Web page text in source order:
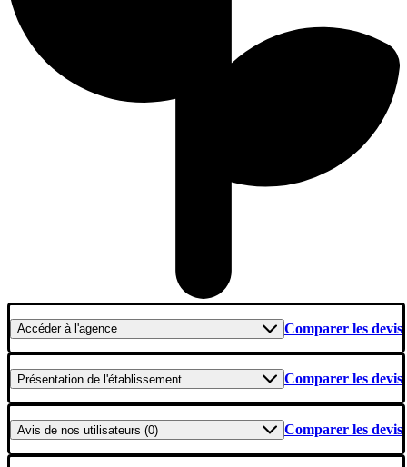
Accéderà l'agence Comparer les devis
Présentation de l'établissement Comparer les devis
Avis de nos utilisateurs (0) Comparer les devis